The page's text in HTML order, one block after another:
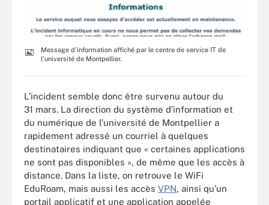
Message d'information affiché par le centre de service IT de
l'université de Montpellier.
L’incident semble donc être survenu autour du
31 mars. La direction du système d’information et
du numérique de l’université de Montpellier a
rapidement adressé un courriel à quelques
destinataires indiquant que « certaines applications
ne sont pas disponibles », de même que les accès à
distance. Dans la liste, on retrouve le WiFi
EduRoam, mais aussi les accès VPN, ainsi qu’un
portail applicatif et une application appelée